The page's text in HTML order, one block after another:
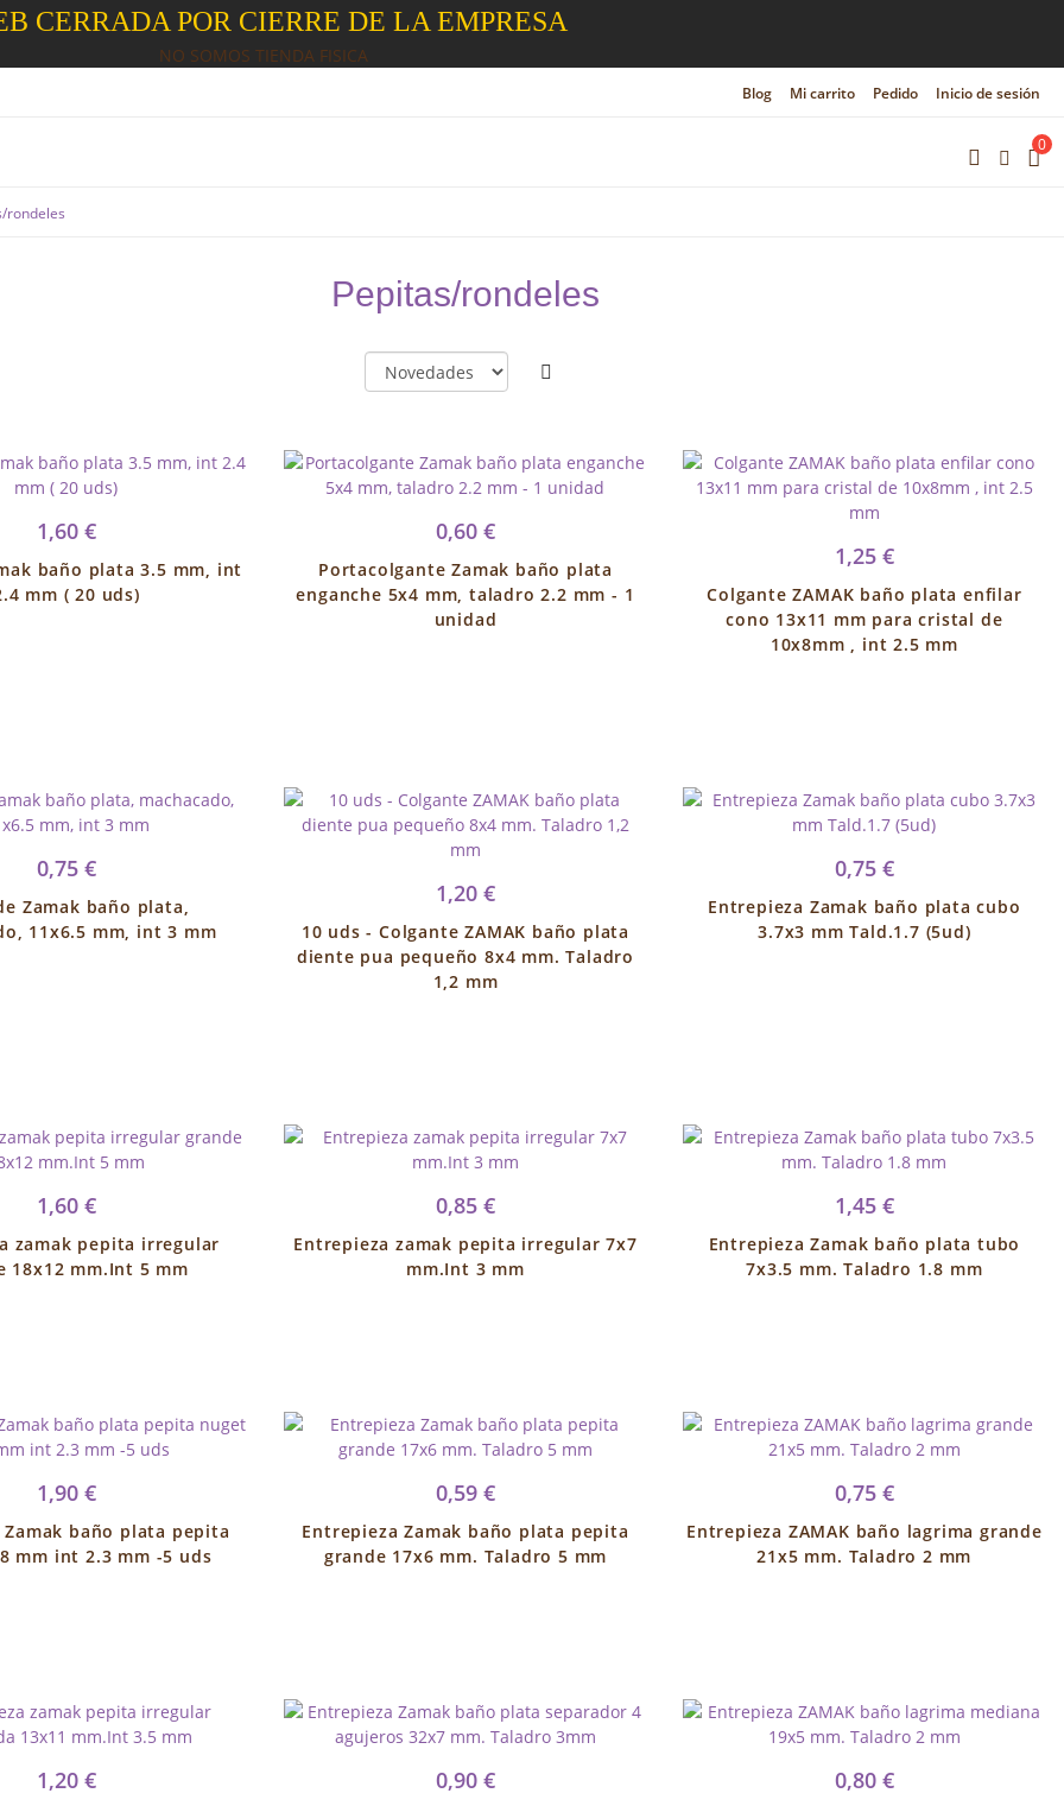
CERRADA POR CIERRE DE LA EMPRESA
NO SOMOS TIENDA FISICA
Blog Mi carrito Pedido Inicio de sesión
0
rondeles
Pepitas/rondeles
1,60 €
baño plata 3.5 mm, int
mm ( 20 uds)
0,60 €
Portacolgante Zamak baño plata
enganche 5x4 mm, taladro 2.2 mm - 1
unidad
1,25 €
Colgante ZAMAK baño plata enfilar
cono 13x11 mm para cristal de
10x8mm , int 2.5 mm
0,75 €
Zamak baño plata,
11x6.5 mm, int 3 mm
1,20 €
10 uds - Colgante ZAMAK baño plata
diente pua pequeño 8x4 mm. Taladro
1,2 mm
0,75 €
Entrepieza Zamak baño plata cubo
3.7x3 mm Tald.1.7 (5ud)
1,60 €
zamak pepita irregular
18x12 mm.Int 5 mm
0,85 €
Entrepieza zamak pepita irregular 7x7
mm.Int 3 mm
1,45 €
Entrepieza Zamak baño plata tubo
7x3.5 mm. Taladro 1.8 mm
1,90 €
Zamak baño plata pepita
mm int 2.3 mm -5 uds
0,59 €
Entrepieza Zamak baño plata pepita
grande 17x6 mm. Taladro 5 mm
0,75 €
Entrepieza ZAMAK baño lagrima grande
21x5 mm. Taladro 2 mm
1,20 € 0,90 € 0,80 €